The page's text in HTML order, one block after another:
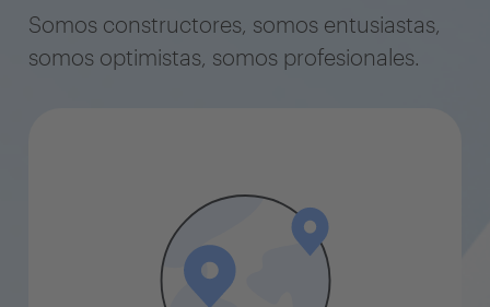
Somos constructores, somos entusiastas,
somos optimistas, somos profesionales.